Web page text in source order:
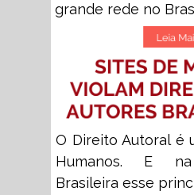
grande rede no
O Direito Autoral é
Humanos. E na
Brasileira esse